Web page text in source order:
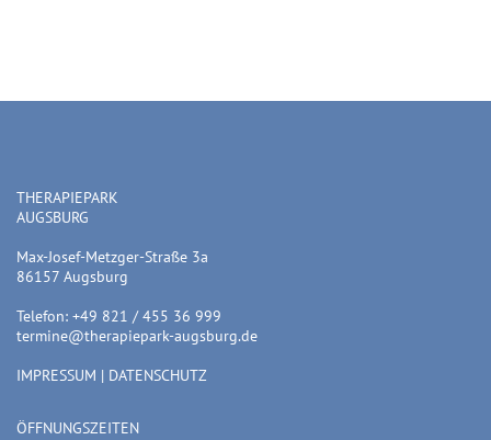
THERAPIEPARK
AUGSBURG
Max-Josef-Metzger-Straße 3a
86157 Augsburg
Telefon: +49 821 / 455 36 999
termine@therapiepark-augsburg.de
IMPRESSUM | DATENSCHUTZ
ÖFFNUNGSZEITEN